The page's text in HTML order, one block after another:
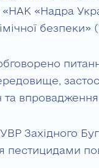
«НАК «Надра
впровадження
Західного
пестицидами